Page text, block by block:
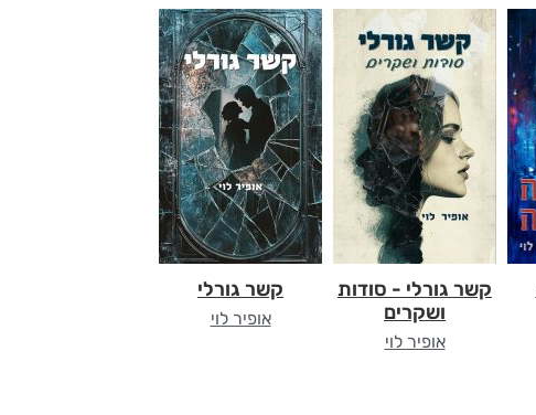
קשר גורלי - סודות
ושקרים
אופיר לוי
קשר גורלי
אופיר לוי